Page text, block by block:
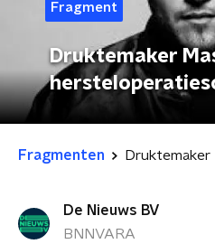
Fragment
Druktemaker
Fragmenten
De Nieuws BV
BNNVARA